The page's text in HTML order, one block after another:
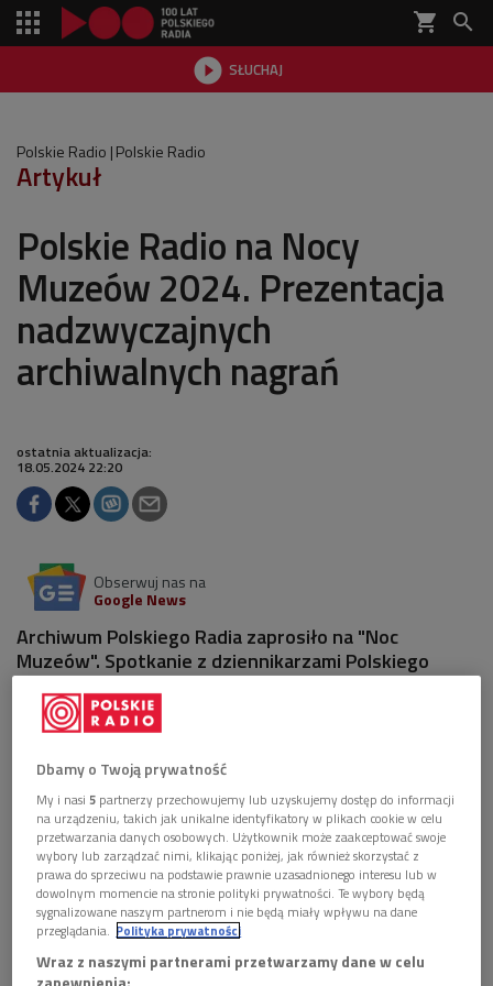
shopping_cart 
 SŁUCHAJ

Polskie Radio Polskie Radio
Artykuł
Polskie Radio na Nocy
Muzeów 2024. Prezentacja
nadzwyczajnych
archiwalnych nagrań
ostatnia aktualizacja:
18.05.2024 22:20
Obserwuj nas na
Google News
Archiwum Polskiego Radia zaprosiło na "Noc
Muzeów". Spotkanie z dziennikarzami Polskiego
Radia, prezentacja nadzwyczajnych nagrań z
Archiwum Polskiego Radia, emisja filmu "Był sobie
fonogram", kolekcja unikatowych głosów
uwiecznionych w wydrukach 3D – to wszystko
czekało na odwiedzających w sobotę, 18 maja, Pałac
Staszica (Sala Okrągłego Stołu).
Dbamy o Twoją prywatność
My i nasi5 partnerzy przechowujemy lub uzyskujemy dostęp do informacji
na urządzeniu, takich jak unikalne identyfikatory w plikach cookie w celu
przetwarzania danych osobowych. Użytkownik może zaakceptować swoje
wybory lub zarządzać nimi, klikając poniżej, jak również skorzystać z
prawa do sprzeciwu na podstawie prawnie uzasadnionego interesu lub w
dowolnym momencie na stronie polityki prywatności. Te wybory będą
sygnalizowane naszym partnerom i nie będą miały wpływu na dane
przeglądania. Polityka prywatności
Wraz z naszymi partnerami przetwarzamy dane w celu